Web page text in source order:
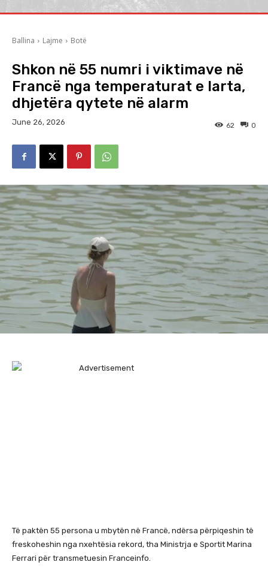
Ballina Lajme Botë
Shkon në 55 numri i viktimave në
Francë nga temperaturat e larta,
dhjetëra qytete në alarm
June 26, 2026 0
62
Të paktën 55 persona u mbytën në Francë, ndërsa përpiqeshin të
freskoheshin nga nxehtësia rekord, tha Ministrja e Sportit Marina
Ferrari për transmetuesin Franceinfo.